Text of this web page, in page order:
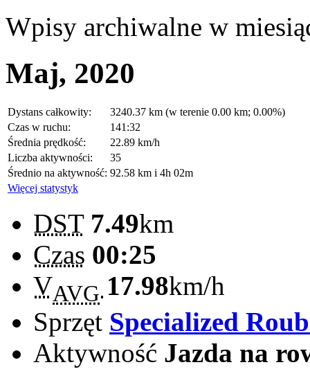
Wpisy archiwalne w
Maj, 2020
Dystans całkowity:
3240.37 km (w terenie 0.00 km; 0.00%)
Czas w ruchu:
141:32
Średnia prędkość:
22.89 km/h
Liczba aktywności:
35
Średnio na aktywność: 92.58 km i 4h 02m
Więcej statystyk
DST 7.49km
Czas 00:25
VAVG 17.98km/h
Sprzęt Specialized
Aktywność Jazda na